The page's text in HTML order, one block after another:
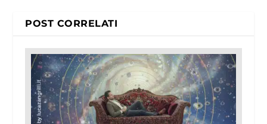
POST CORRELATI